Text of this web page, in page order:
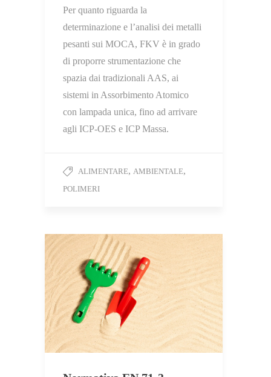
Per quanto riguarda la
determinazione e l’analisi dei metalli
pesanti sui MOCA, FKV è in grado
di proporre strumentazione che
spazia dai tradizionali AAS, ai
sistemi in Assorbimento Atomico
con lampada unica, fino ad arrivare
agli ICP-OES e ICP Massa.
ALIMENTARE, AMBIENTALE,
POLIMERI